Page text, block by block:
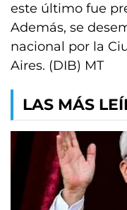
este último fue
Además, se
nacional por la
Aires. (DIB) MT
LAS MÁS